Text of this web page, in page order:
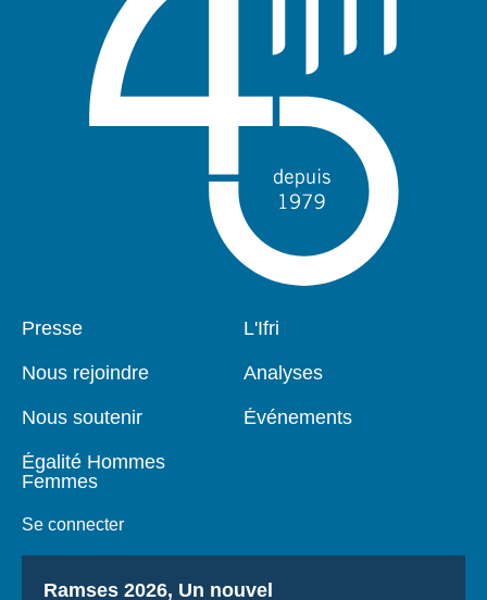
Pied
Presse
Nous rejoindre
Nous soutenir
Égalité Hommes
Femmes
Se connecter
Navigation
L'Ifri
Analyses
Événements
Titre
Ramses 2026, Un nouvel